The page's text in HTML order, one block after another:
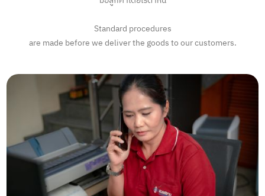
Standard procedures
are made before we deliver the goods to our customers.